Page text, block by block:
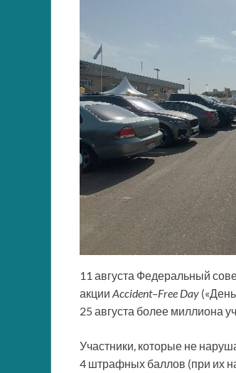
11 августа Федеральный
акции Accident–Free Day
25 августа более миллиона
Участники, которые не
4 штрафных баллов (при их